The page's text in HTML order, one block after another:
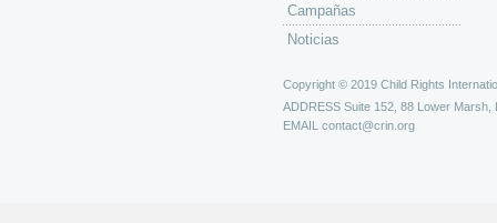
Campañas
Noticias
Copyright © 2019 Child Rights
ADDRESS Suite 152, 88 Lower Marsh,
EMAIL contact@crin.org